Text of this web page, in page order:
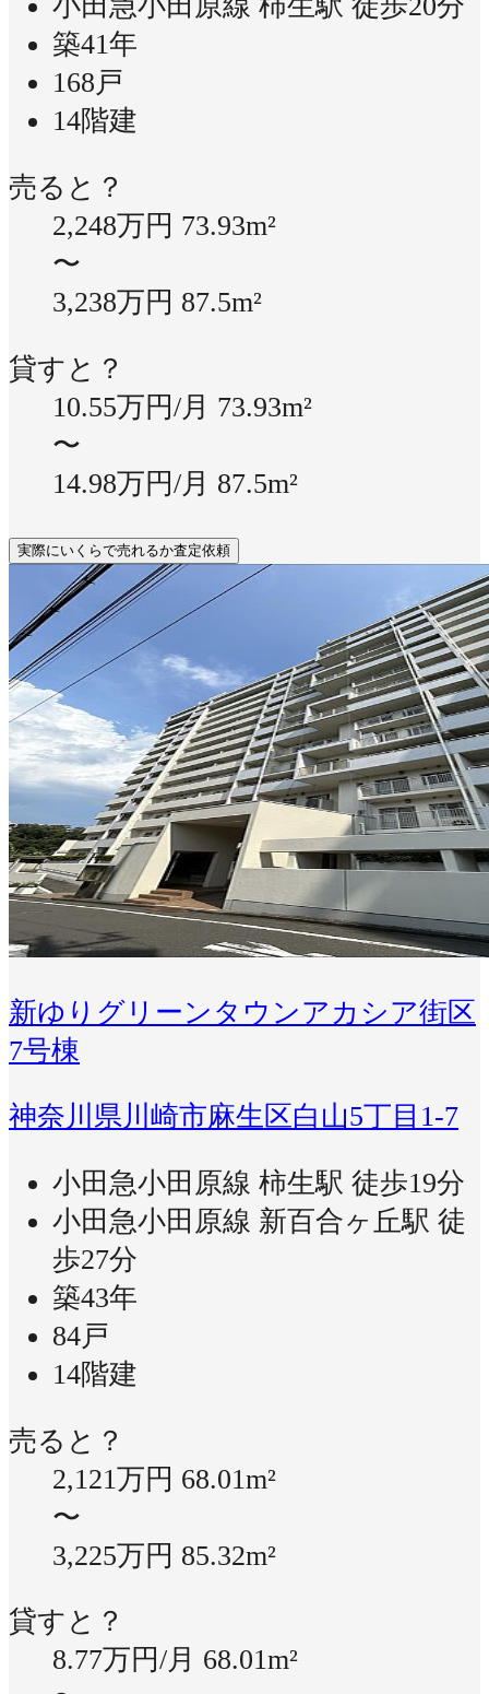
小田急小田原線 柿生駅 徒歩20分
築41年
168戸
14階建
売ると？
2,248万円 73.93m²
〜
3,238万円 87.5m²
貸すと？
10.55万円/月 73.93m²
〜
14.98万円/月 87.5m²
実際にいくらで売れるか査定依頼
新ゆりグリーンタウンアカシア街区
7号棟
神奈川県川崎市麻生区白山5丁目1-7
小田急小田原線 柿生駅 徒歩19分
小田急小田原線 新百合ヶ丘駅 徒
歩27分
築43年
84戸
14階建
売ると？
2,121万円 68.01m²
〜
3,225万円 85.32m²
貸すと？
8.77万円/月 68.01m²